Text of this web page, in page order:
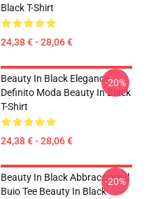
Black T-Shirt
24,38 € - 28,06 €
Beauty In Black Elegance
Definito Moda Beauty In Black
T-Shirt
24,38 € - 28,06 €
-20%
Beauty In Black Abbracciare Il
Buio Tee Beauty In Black
-20%